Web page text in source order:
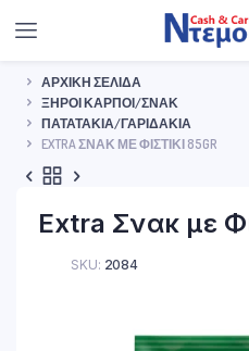
ΑΡΧΙΚΉ ΣΕΛΊΔΑ
ΞΗΡΟΊ ΚΑΡΠΟΊ/ΣΝΑΚ
ΠΑΤΑΤΆΚΙΑ/ΓΑΡΙΔΆΚΙΑ
EXTRA ΣΝΑΚ ΜΕ ΦΙΣΤΊΚΙ 85GR
Extra Σνακ με
SKU: 2084